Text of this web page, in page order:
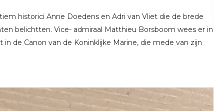
historici Anne Doedens en Adri van Vliet die de brede
belichtten. Vice- admiraal Matthieu Borsboom wees er in
de Canon van de Koninklijke Marine, die mede van zijn